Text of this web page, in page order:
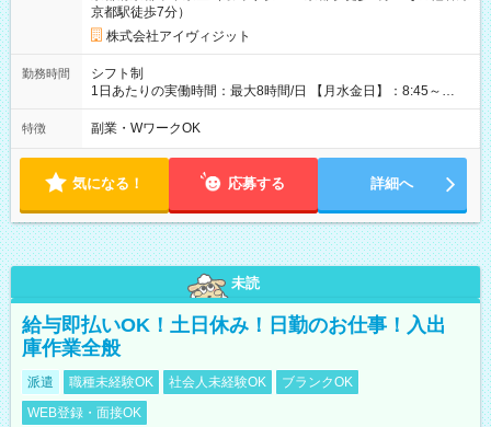
京都駅徒歩7分）
株式会社アイヴィジット
勤務時間
シフト制
1日あたりの実働時間：最大8時間/日 【月水金日】：8:45～
16:30 【火木】：8:45～19:00 週3日～OK、シフト制 ※扶養内
勤務OK ※月1回～2回程度、日曜日出勤をお願いします。 ※時間
ん。
特徴 副業・WワークOK
気になる！ 応募する 詳細へ
未読
給与即払いOK！土日休み！日勤のお仕事！入出
庫作業全般
派遣 職種未経験OK 社会人未経験OK
ブランクOK
WEB登録・面接OK